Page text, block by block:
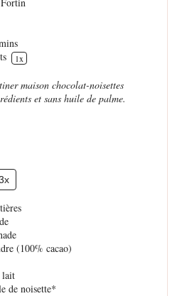
1x
maison chocolat-noisettes
et sans huile de palme.
(100% cacao)
lait
de noisette*